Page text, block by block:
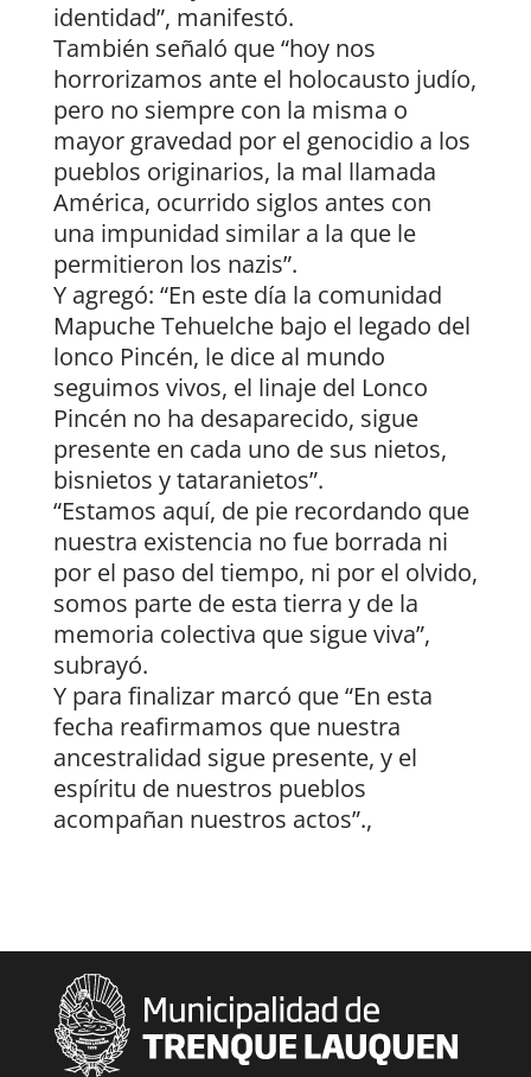
identidad”, manifestó.
También señaló que “hoy nos
horrorizamos ante el holocausto judío,
pero no siempre con la misma o
mayor gravedad por el genocidio a los
pueblos originarios, la mal llamada
América, ocurrido siglos antes con
una impunidad similar a la que le
permitieron los nazis”.
Y agregó: “En este día la comunidad
Mapuche Tehuelche bajo el legado del
lonco Pincén, le dice al mundo
seguimos vivos, el linaje del Lonco
Pincén no ha desaparecido, sigue
presente en cada uno de sus nietos,
bisnietos y tataranietos”.
“Estamos aquí, de pie recordando que
nuestra existencia no fue borrada ni
por el paso del tiempo, ni por el olvido,
somos parte de esta tierra y de la
memoria colectiva que sigue viva”,
subrayó.
Y para finalizar marcó que “En esta
fecha reafirmamos que nuestra
ancestralidad sigue presente, y el
espíritu de nuestros pueblos
acompañan nuestros actos”.,